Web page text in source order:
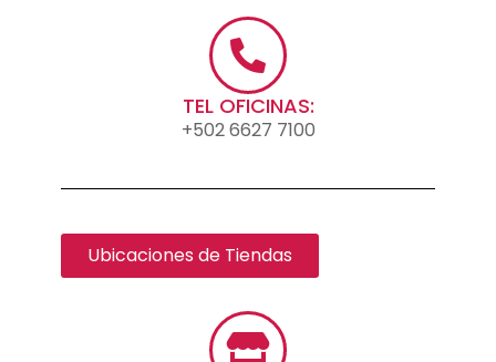
TEL OFICINAS:
+502 6627 7100
Ubicaciones de Tiendas